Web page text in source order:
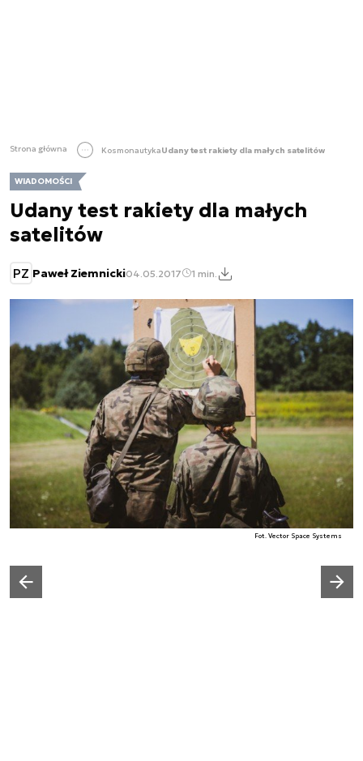
Strona główna KosmonautykaUdany test rakiety dla małych satelitów
WIADOMOŚCI
Udany test rakiety dla małych
satelitów
PZ Paweł Ziemnicki04.05.2017 1 min.
Fot. Vector Space Systems
Poprzedni slajd
Następny slajd